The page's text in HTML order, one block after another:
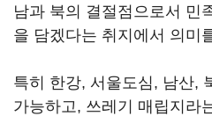
남과 북의 결절점으로서 민
을 담겠다는 취지에서 의미
특히 한강, 서울도심, 남산,
가능하고, 쓰레기 매립지라